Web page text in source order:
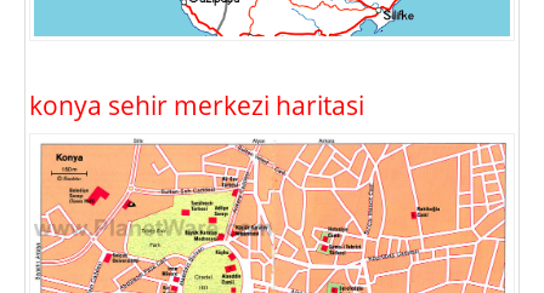
konya sehir merkezi haritasi